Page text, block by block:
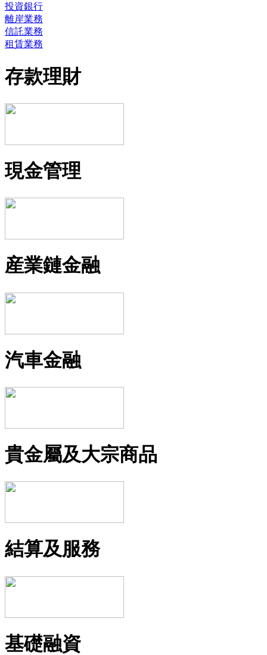
投資銀行
離岸業務
信託業務
租賃業務
存款理財
現金管理
産業鏈金融
汽車金融
貴金屬及大宗商品
結算及服務
基礎融資